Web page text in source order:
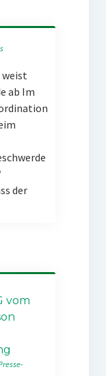
weist
ab Im
der
vom